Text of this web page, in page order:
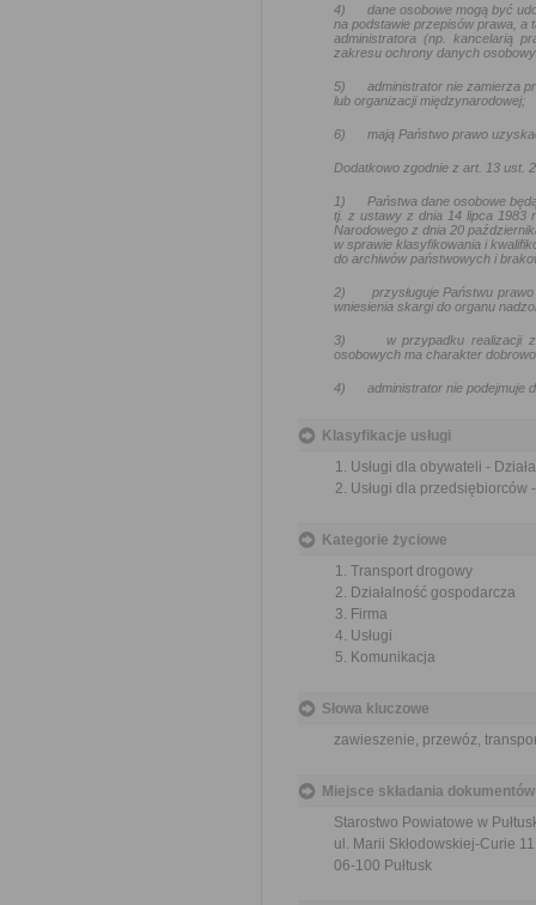
4) dane osobowe mogą być
na podstawie przepisów prawa, a
administratora (np. kancelarią
zakresu ochrony danych
5) administrator nie zamierza
lub organizacji międzynarodowej;
6) mają Państwo prawo
Dodatkowo zgodnie z art. 13 ust.
1) Państwa dane osobowe
tj. z ustawy z dnia 14 lipca 1983
Narodowego z dnia 20
w sprawie klasyfikowania i
do archiwów państwowych i
2) przysługuje Państwu
wniesienia skargi do organu
3) w przypadku realizacji
osobowych ma charakter
4) administrator nie podejmuje
Klasyfikacje usługi
Usługi dla obywateli -
Usługi dla przedsiębiorców
Kategorie życiowe
Transport drogowy
Działalność gospodarcza
Firma
Usługi
Komunikacja
Słowa kluczowe
zawieszenie, przewóz,
Miejsce składania dokumentów
Starostwo Powiatowe w
ul. Marii Skłodowskiej-Curie 11
06-100 Pułtusk